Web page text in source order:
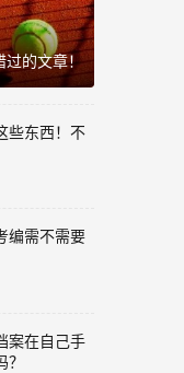
过的文章！
些东西！不
编需不需要
案在自己手